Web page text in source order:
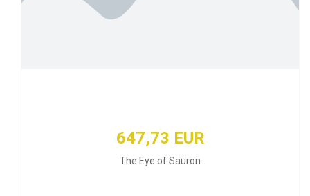
647,73 EUR
The Eye of Sauron